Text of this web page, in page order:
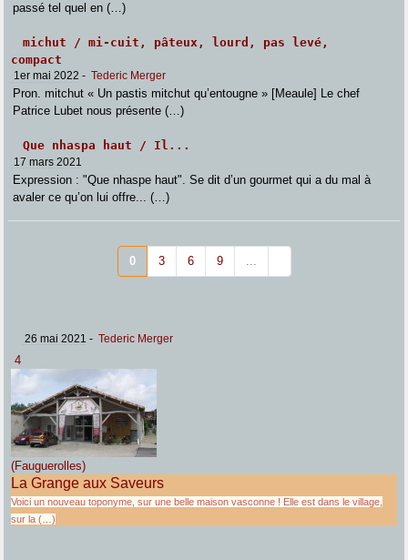
passé tel quel en (…)
michut / mi-cuit, pâteux, lourd, pas levé,
compact
1er mai 2022 - Tederic Merger
Pron. mitchut « Un pastis mitchut qu’entougne » [Meaule] Le chef
Patrice Lubet nous présente (…)
Que nhaspa haut / Il...
17 mars 2021
Expression : "Que nhaspe haut". Se dit d’un gourmet qui a du mal à
avaler ce qu’on lui offre... (…)
0 3 6 9 ...
26 mai 2021 - Tederic Merger
4
(Fauguerolles)
La Grange aux Saveurs
Voici un nouveau toponyme, sur une belle maison vasconne ! Elle est dans le village,
sur la (…)